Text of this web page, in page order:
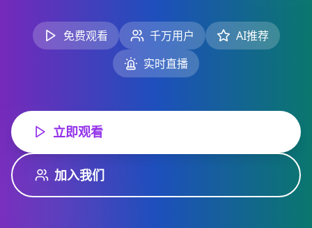
免费观看 千万用户
AI推荐
实时直播
立即观看
加入我们